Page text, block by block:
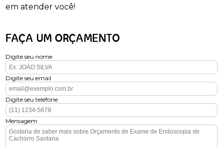
em atender você!
FAÇA UM ORÇAMENTO
Digite seu nome
Digite seu email
Digite seu telefone
Mensagem